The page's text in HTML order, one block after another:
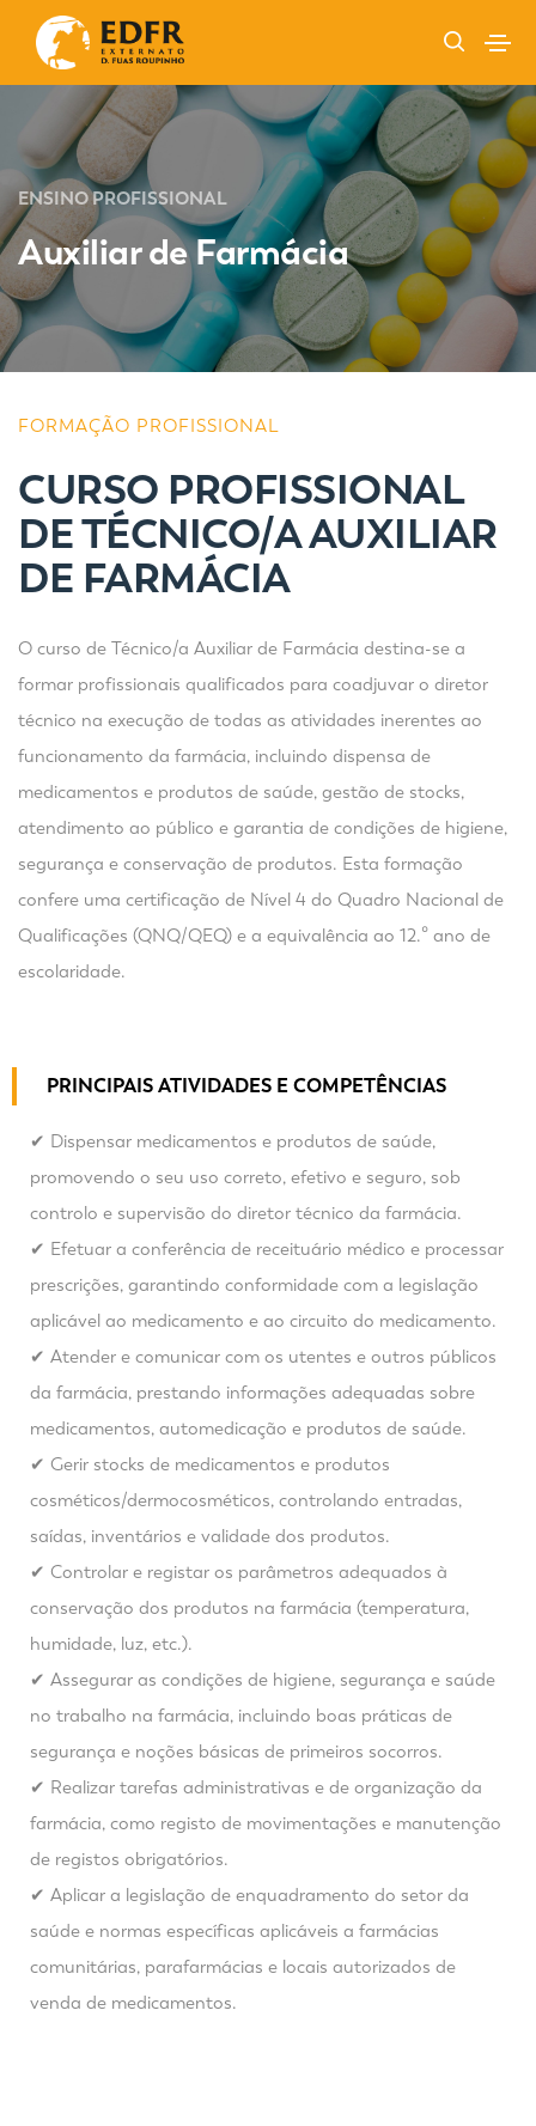
ENSINO PROFISSIONAL
Auxiliar de Farmácia
FORMAÇÃO PROFISSIONAL
CURSO PROFISSIONAL
DE TÉCNICO/A AUXILIAR
DE FARMÁCIA
O curso de Técnico/a Auxiliar de Farmácia destina-se a
formar profissionais qualificados para coadjuvar o diretor
técnico na execução de todas as atividades inerentes ao
funcionamento da farmácia, incluindo dispensa de
medicamentos e produtos de saúde, gestão de stocks,
atendimento ao público e garantia de condições de higiene,
segurança e conservação de produtos. Esta formação
confere uma certificação de Nível 4 do Quadro Nacional de
Qualificações (QNQ/QEQ) e a equivalência ao 12.º ano de
escolaridade.
PRINCIPAIS ATIVIDADES E COMPETÊNCIAS
✔ Dispensar medicamentos e produtos de saúde,
promovendo o seu uso correto, efetivo e seguro, sob
controlo e supervisão do diretor técnico da farmácia.
✔ Efetuar a conferência de receituário médico e processar
prescrições, garantindo conformidade com a legislação
aplicável ao medicamento e ao circuito do medicamento.
✔ Atender e comunicar com os utentes e outros públicos
da farmácia, prestando informações adequadas sobre
medicamentos, automedicação e produtos de saúde.
✔ Gerir stocks de medicamentos e produtos
cosméticos/dermocosméticos, controlando entradas,
saídas, inventários e validade dos produtos.
✔ Controlar e registar os parâmetros adequados à
conservação dos produtos na farmácia (temperatura,
humidade, luz, etc.).
✔ Assegurar as condições de higiene, segurança e saúde
no trabalho na farmácia, incluindo boas práticas de
segurança e noções básicas de primeiros socorros.
✔ Realizar tarefas administrativas e de organização da
farmácia, como registo de movimentações e manutenção
de registos obrigatórios.
✔ Aplicar a legislação de enquadramento do setor da
saúde e normas específicas aplicáveis a farmácias
comunitárias, parafarmácias e locais autorizados de
venda de medicamentos.